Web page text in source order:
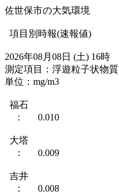
佐世保市の大気環境
項目別時報(速報値)
2026年08月08日 (土) 16時
測定項目：浮遊粒子状物質
単位：mg/m3
福石
： 0.010
大塔
： 0.009
吉井
： 0.008